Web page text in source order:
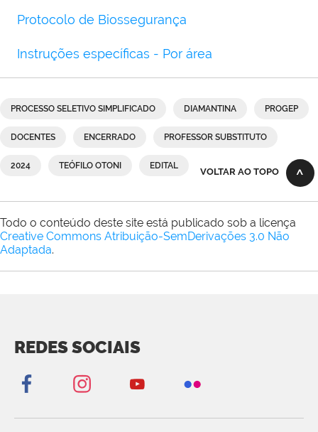
Protocolo de Biossegurança
Instruções específicas - Por área
PROCESSO SELETIVO SIMPLIFICADO DIAMANTINA PROGEP
DOCENTES ENCERRADO PROFESSOR SUBSTITUTO
2024 TEÓFILO OTONI EDITAL
VOLTAR AO TOPO
Todo o conteúdo deste site está publicado sob a licença
Creative Commons Atribuição-SemDerivações 3.0 Não
Adaptada.
REDES SOCIAIS